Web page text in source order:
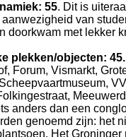
55. Dit is
van
doorkwam met lekker
plekken/objecten: 45.
Forum, Vismarkt,
anders dan een
genoemd zijn: het
Het